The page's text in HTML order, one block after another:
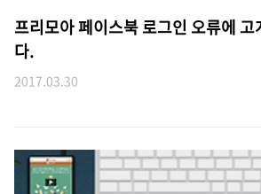
프리모아 페이스북 로그인 오류에
다.
2017.03.30